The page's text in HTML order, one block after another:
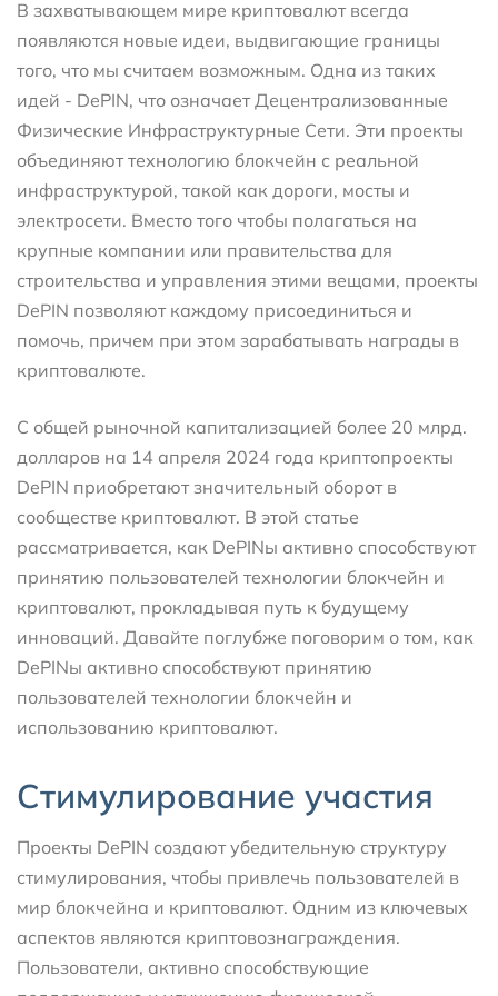
В захватывающем мире криптовалют всегда
появляются новые идеи, выдвигающие границы
того, что мы считаем возможным. Одна из таких
идей - DePIN, что означает Децентрализованные
Физические Инфраструктурные Сети. Эти проекты
объединяют технологию блокчейн с реальной
инфраструктурой, такой как дороги, мосты и
электросети. Вместо того чтобы полагаться на
крупные компании или правительства для
строительства и управления этими вещами, проекты
DePIN позволяют каждому присоединиться и
помочь, причем при этом зарабатывать награды в
криптовалюте.
С общей рыночной капитализацией более 20 млрд.
долларов на 14 апреля 2024 года криптопроекты
DePIN приобретают значительный оборот в
сообществе криптовалют. В этой статье
рассматривается, как DePINы активно способствуют
принятию пользователей технологии блокчейн и
криптовалют, прокладывая путь к будущему
инноваций. Давайте поглубже поговорим о том, как
DePINы активно способствуют принятию
пользователей технологии блокчейн и
использованию криптовалют.
Стимулирование участия
Проекты DePIN создают убедительную структуру
стимулирования, чтобы привлечь пользователей в
мир блокчейна и криптовалют. Одним из ключевых
аспектов являются криптовознаграждения.
Пользователи, активно способствующие